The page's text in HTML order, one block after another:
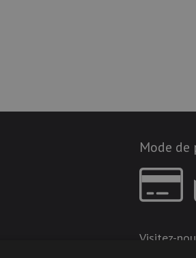
Mode de
Visitez-